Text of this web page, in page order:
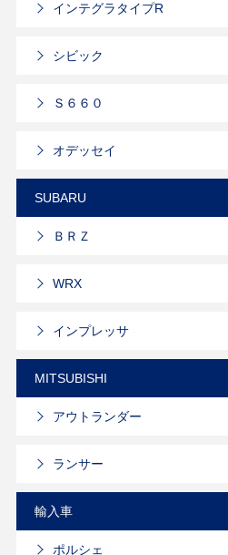
インテグラタイプR
シビック
Ｓ６６０
オデッセイ
SUBARU
ＢＲＺ
WRX
インプレッサ
MITSUBISHI
アウトランダー
ランサー
輸入車
ポルシェ